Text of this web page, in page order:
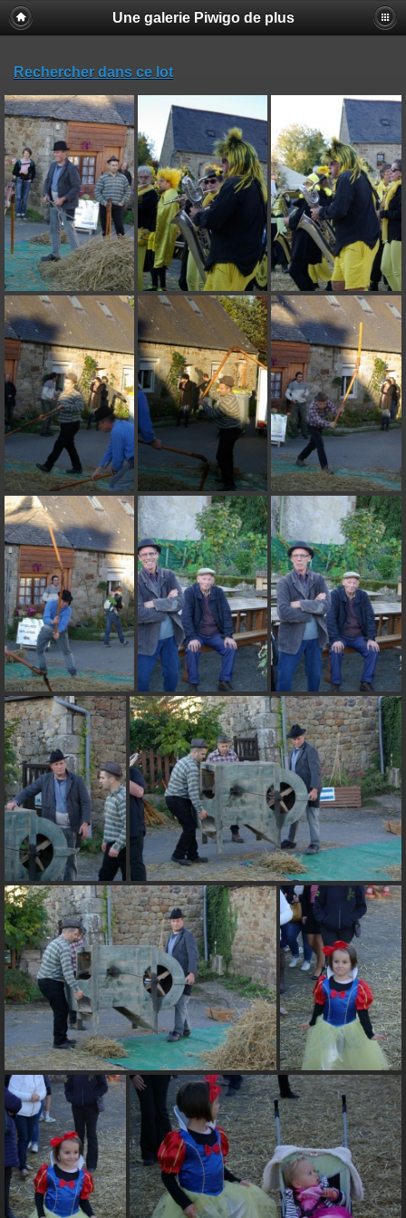
Une galerie Piwigo de plus
Rechercher dans ce lot